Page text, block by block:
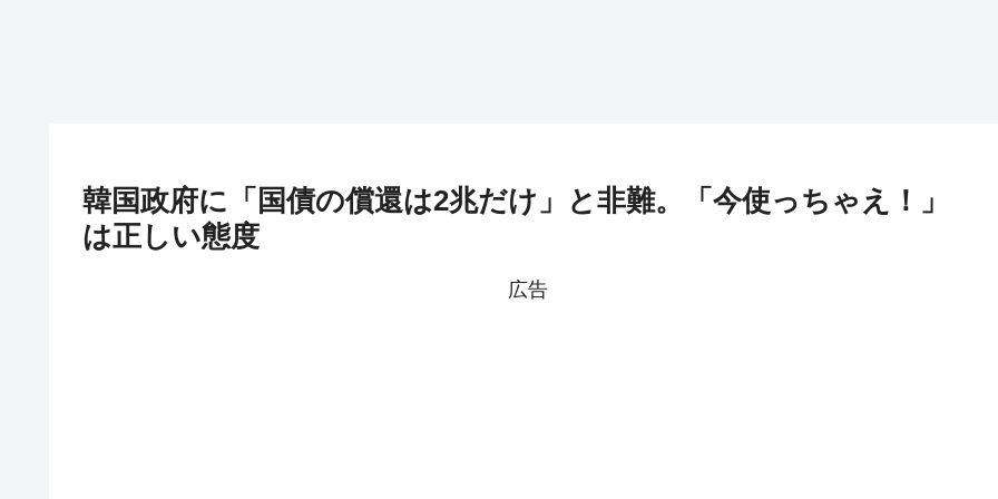
韓国政府に「国債の償還は2兆だけ」と非難。「今使っちゃえ！」
は正しい態度
広告